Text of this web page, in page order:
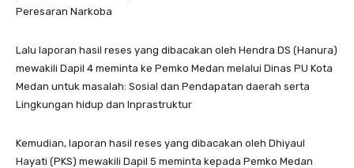
Peresaran Narkoba
Lalu laporan hasil reses yang dibacakan oleh Hendra DS (Hanura)
mewakili Dapil 4 meminta ke Pemko Medan melalui Dinas PU Kota
Medan untuk masalah: Sosial dan Pendapatan daerah serta
Lingkungan hidup dan Inprastruktur
Kemudian, laporan hasil reses yang dibacakan oleh Dhiyaul
Hayati (PKS) mewakili Dapil 5 meminta kepada Pemko Medan